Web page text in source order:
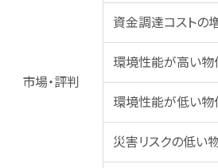
市場・評判
資金調達コストの
環境性能が高い物
環境性能が低い物
災害リスクの低い